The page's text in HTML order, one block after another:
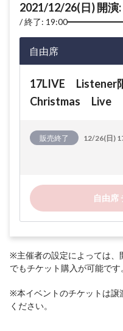
2021/12/26(日) 開演:
終了: 19:00
自由席
17LIVE
Christmas Live
販売終了 12/26(日)
自由席
※主催者の設定によっては、
でもチケット購入が可能です
※本イベントのチケットは譲
ください。